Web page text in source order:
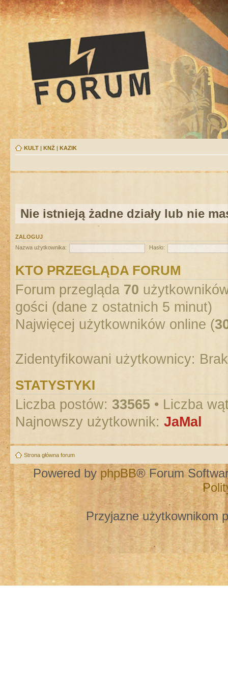
KULT | KNŻ | KAZIK
Nie istnieją żadne działy lub nie
ZALOGUJ
Nazwa użytkownika:
Hasło:
KTO PRZEGLĄDA FORUM
Forum przegląda 70
gości (dane z ostatnich 5 minut)
Najwięcej użytkowników online (
Zidentyfikowani użytkownicy:
STATYSTYKI
Liczba postów: 33565 • Liczba
Najnowszy użytkownik: JaMal
Strona główna forum
Powered by phpBB® Forum
Przyjazne użytkownikom